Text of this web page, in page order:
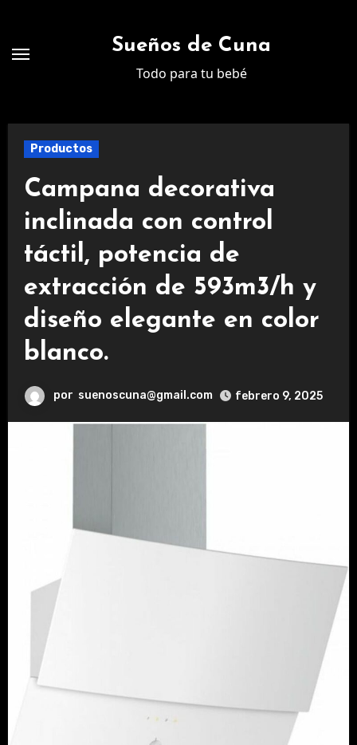
contenido
Sueños de Cuna
Todo para tu bebé
Productos
Campana decorativa
inclinada con control
táctil, potencia de
extracción de 593m3/h y
diseño elegante en color
blanco.
por suenoscuna@gmail.com febrero 9, 2025